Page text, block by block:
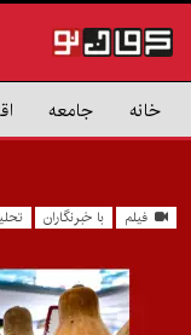
خانه جامعه
فیلم با خبرنگاران